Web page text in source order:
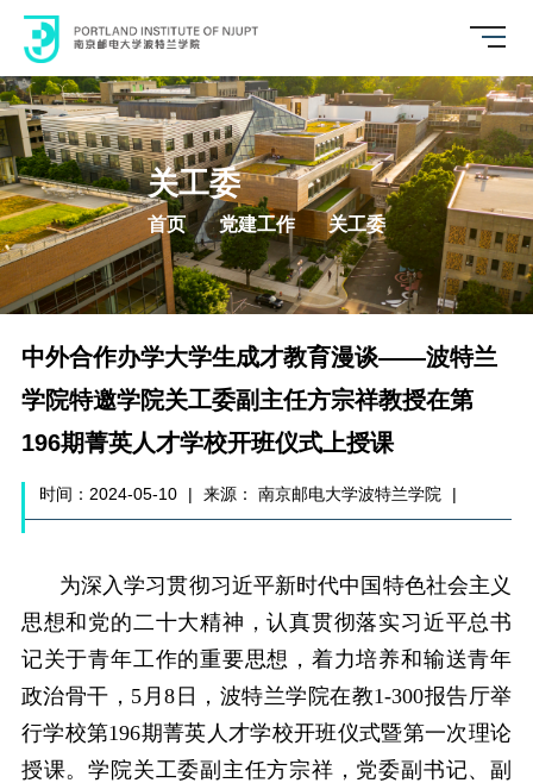
关工委
首页 党建工作 关工委
中外合作办学大学生成才教育漫谈——波特兰
学院特邀学院关工委副主任方宗祥教授在第
196期菁英人才学校开班仪式上授课
时间：2024-05-10 | 来源： 南京邮电大学波特兰学院 |
为深入学习贯彻习近平新时代中国特色社会主义
思想和党的二十大精神，认真贯彻落实习近平总书
记关于青年工作的重要思想，着力培养和输送青年
政治骨干， 5月8日 ，波特兰学院在教1-300报告厅举
行学校第196期菁英人才学校开班仪式暨第一次理论
授课。学院关工委副主任方宗祥，党委副书记、副